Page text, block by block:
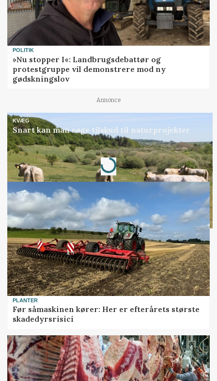
POLITIK
»Nu stopper I«: Landbrugsdebattør og
protestgruppe vil demonstrere mod ny
gødskningslov
Annonce
KVÆG
Snart kan man søge tilskud til naturprojekter
Annonce
Loading...
PLANTER
Før såmaskinen kører: Her er efterårets største
skadedyrsrisici